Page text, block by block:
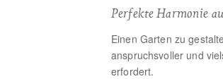
Perfekte Harmonie
Einen Garten zu
anspruchsvoller und
erfordert.